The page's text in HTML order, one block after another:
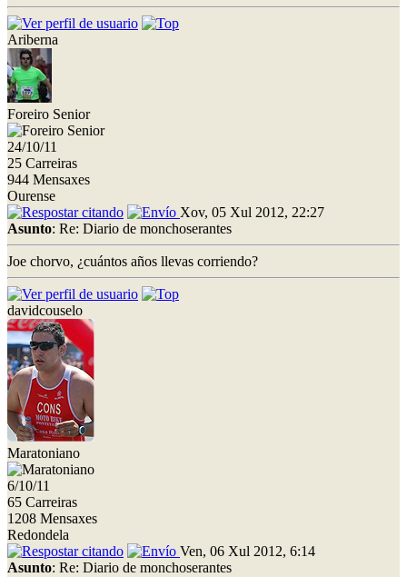
Ariberna
Foreiro Senior
24/10/11
25 Carreiras
944 Mensaxes
Ourense
Xov, 05 Xul 2012, 22:27
Asunto: Re: Diario de monchoserantes
Joe chorvo, ¿cuántos años llevas corriendo?
davidcouselo
Maratoniano
6/10/11
65 Carreiras
1208 Mensaxes
Redondela
Ven, 06 Xul 2012, 6:14
Asunto: Re: Diario de monchoserantes